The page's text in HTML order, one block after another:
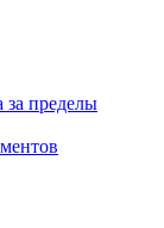
за пределы